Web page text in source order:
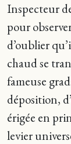
Inspecteur
pour
d’oublier
chaud se
fameuse
déposition,
érigée en
levier